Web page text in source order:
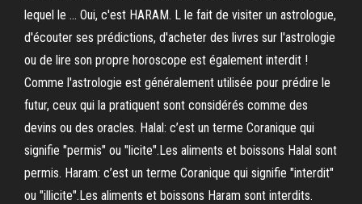
lequel le … Oui, c'est HARAM. L le fait de visiter un astrologue,
d'écouter ses prédictions, d'acheter des livres sur l'astrologie
ou de lire son propre horoscope est également interdit !
Comme l'astrologie est généralement utilisée pour prédire le
futur, ceux qui la pratiquent sont considérés comme des
devins ou des oracles. Halal: c’est un terme Coranique qui
signifie "permis" ou "licite".Les aliments et boissons Halal sont
permis. Haram: c’est un terme Coranique qui signifie "interdit"
ou "illicite".Les aliments et boissons Haram sont interdits.